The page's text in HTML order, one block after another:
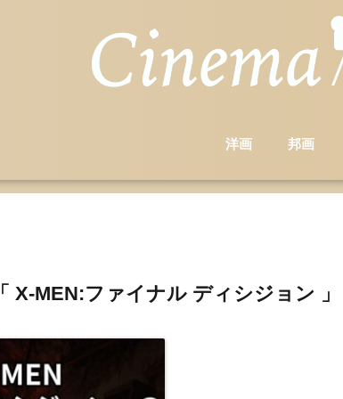
洋画 邦画
「 X-MEN:ファイナル ディシジョン